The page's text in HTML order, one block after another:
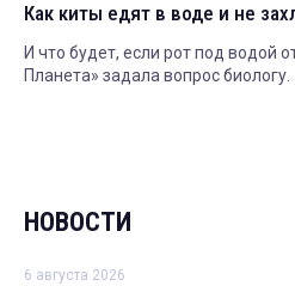
Как киты едят в воде и не
И что будет, если рот под водой
Планета» задала вопрос биологу.
НОВОСТИ
6 августа 2026